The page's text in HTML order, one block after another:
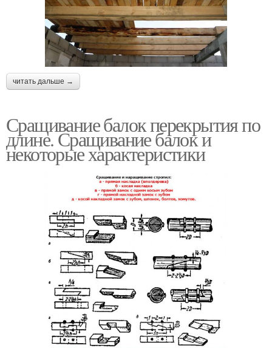
читать дальше →
Сращивание балок перекрытия по
длине. Сращивание балок и
некоторые характеристики